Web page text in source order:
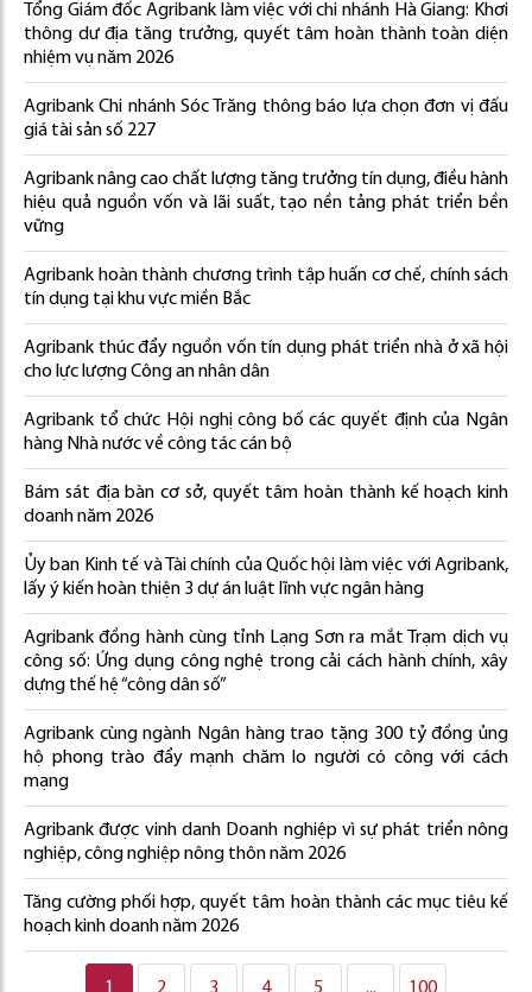
Tổng Giám đốc Agribank làm việc với chi nhánh Hà Giang: Khơi
thông dư địa tăng trưởng, quyết tâm hoàn thành toàn diện
nhiệm vụ năm 2026
Agribank Chi nhánh Sóc Trăng thông báo lựa chọn đơn vị đấu
giá tài sản số 227
Agribank nâng cao chất lượng tăng trưởng tín dụng, điều hành
hiệu quả nguồn vốn và lãi suất, tạo nền tảng phát triển bền
vững
Agribank hoàn thành chương trình tập huấn cơ chế, chính sách
tín dụng tại khu vực miền Bắc
Agribank thúc đẩy nguồn vốn tín dụng phát triển nhà ở xã hội
cho lực lượng Công an nhân dân
Agribank tổ chức Hội nghị công bố các quyết định của Ngân
hàng Nhà nước về công tác cán bộ
Bám sát địa bàn cơ sở, quyết tâm hoàn thành kế hoạch kinh
doanh năm 2026
Ủy ban Kinh tế và Tài chính của Quốc hội làm việc với Agribank,
lấy ý kiến hoàn thiện 3 dự án luật lĩnh vực ngân hàng
Agribank đồng hành cùng tỉnh Lạng Sơn ra mắt Trạm dịch vụ
công số: Ứng dụng công nghệ trong cải cách hành chính, xây
dựng thế hệ “công dân số”
Agribank cùng ngành Ngân hàng trao tặng 300 tỷ đồng ủng
hộ phong trào đẩy mạnh chăm lo người có công với cách
mạng
Agribank được vinh danh Doanh nghiệp vì sự phát triển nông
nghiệp, công nghiệp nông thôn năm 2026
Tăng cường phối hợp, quyết tâm hoàn thành các mục tiêu kế
hoạch kinh doanh năm 2026